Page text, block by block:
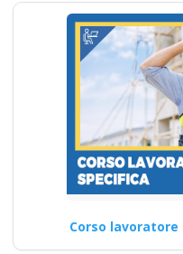
per
Modalità
corsi
lavoro:
Corso lavoratore